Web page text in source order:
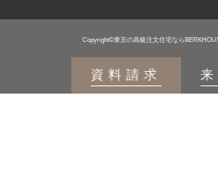
資料請求
Copyright©東京の高級注文住宅なら